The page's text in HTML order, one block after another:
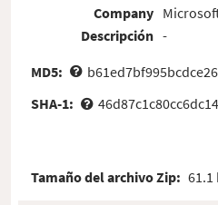
Company
Descripción -
MD5:
SHA-1:
Tamaño del archivo Zip: 61.1